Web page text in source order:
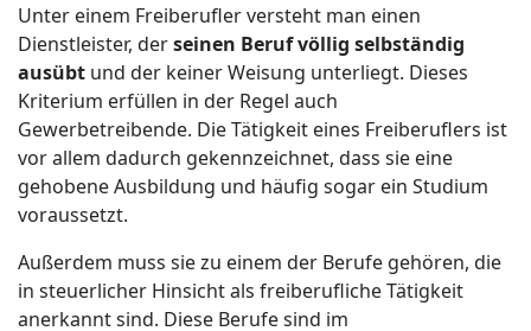
Unter einem Freiberufler versteht man einen
Dienstleister, derseinen Beruf völlig selbständig
ausübt und der keiner Weisung unterliegt. Dieses
Kriterium erfüllen in der Regel auch
Gewerbetreibende. Die Tätigkeit eines Freiberuflers ist
vor allem dadurch gekennzeichnet, dass sie eine
gehobene Ausbildung und häufig sogar ein Studium
voraussetzt.
Außerdem muss sie zu einem der Berufe gehören, die
in steuerlicher Hinsicht als freiberufliche Tätigkeit
anerkannt sind. Diese Berufe sind im